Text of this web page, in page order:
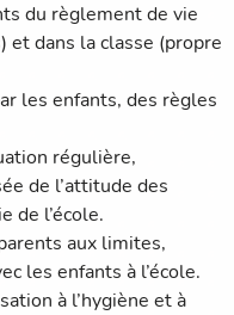
du règlement de vie
et dans la classe (propre
les enfants, des règles
régulière,
de l’attitude des
de l’école.
aux limites,
les enfants à l’école.
à l’hygiène et à